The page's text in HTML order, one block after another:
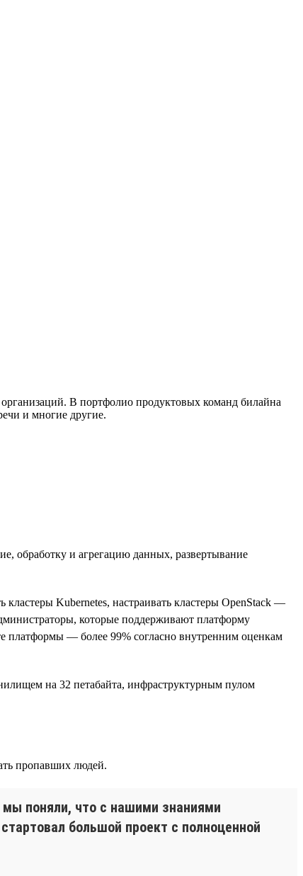
В портфолио продуктовых команд билайна
и многие другие.
обработку и агрегацию данных, развертывание
Kubernetes, настраивать кластеры OpenStack —
которые поддерживают платформу
платформы — более 99% согласно внутренним оценкам
на 32 петабайта, инфраструктурным пулом
пропавших людей.
мы поняли, что с нашими знаниями
большой проект с полноценной